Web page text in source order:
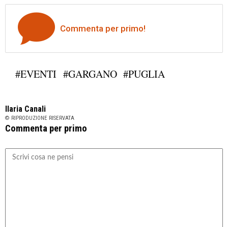
Commenta per primo!
#EVENTI #GARGANO #PUGLIA
Ilaria Canali
© RIPRODUZIONE RISERVATA
Commenta per primo